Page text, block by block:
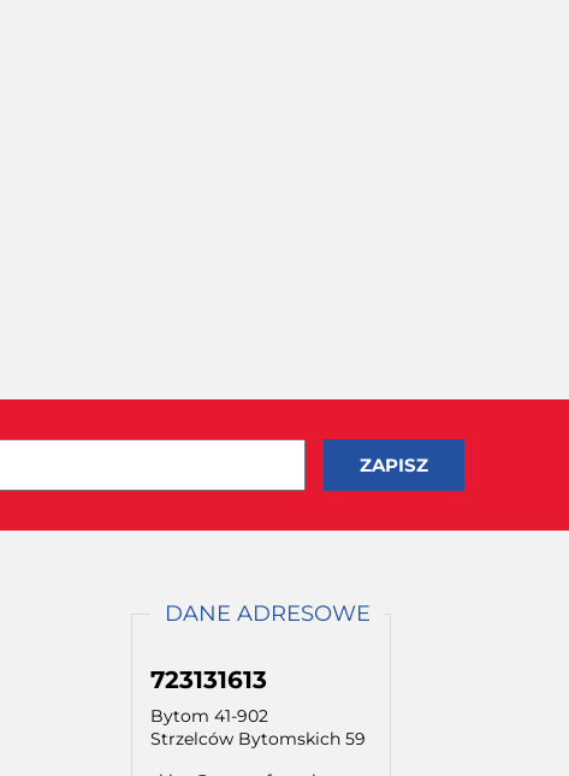
DANE ADRESOWE
723131613
Bytom 41-902
Strzelców Bytomskich 59